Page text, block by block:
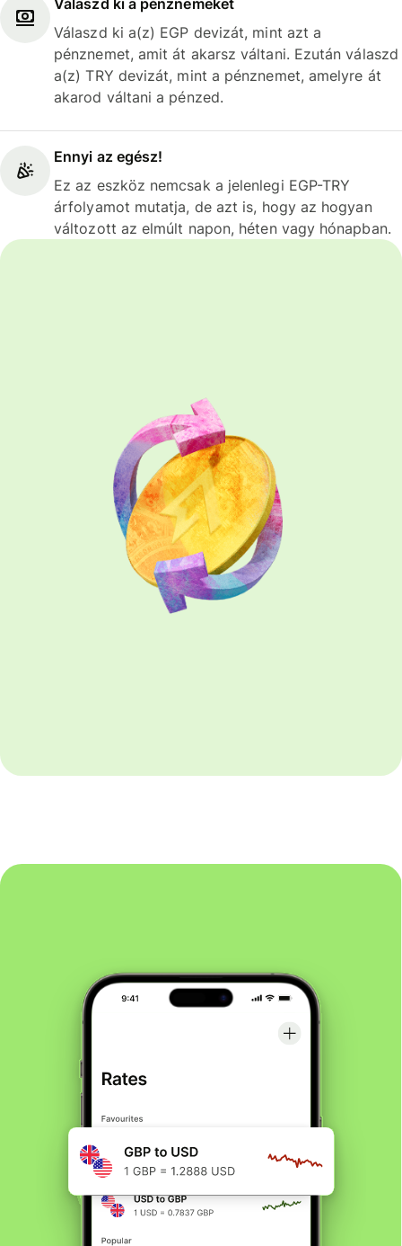
Válaszd ki a pénznemeket
Válaszd ki a(z) EGP devizát, mint azt a
pénznemet, amit át akarsz váltani. Ezután válaszd
a(z) TRY devizát, mint a pénznemet, amelyre át
akarod váltani a pénzed.
Ennyi az egész!
Ez az eszköz nemcsak a jelenlegi EGP-TRY
árfolyamot mutatja, de azt is, hogy az hogyan
változott az elmúlt napon, héten vagy hónapban.